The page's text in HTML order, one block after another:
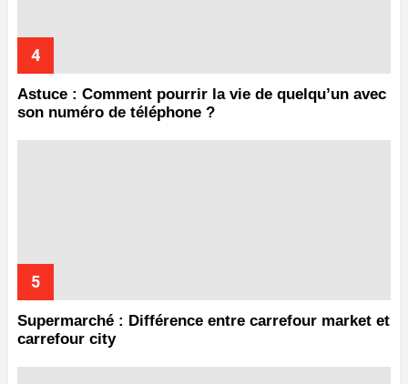
Astuce : Comment pourrir la vie de quelqu’un avec
son numéro de téléphone ?
Supermarché : Différence entre carrefour market et
carrefour city